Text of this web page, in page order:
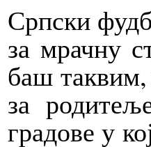
Српски
за мрачну
баш таквим,
за
градове у